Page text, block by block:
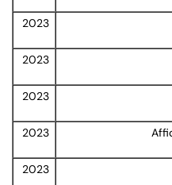
2023
2023
2023
2023
2023